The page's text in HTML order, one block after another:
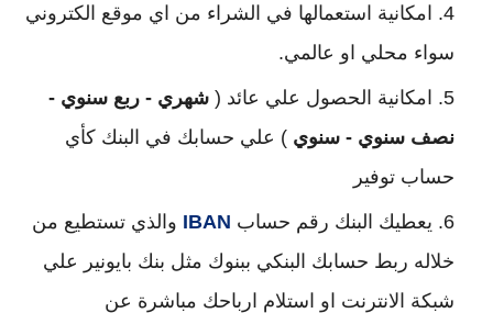
امكانية استعمالها في الشراء من اي موقع الكتروني
سواء محلي او عالمي.
امكانية الحصول علي عائد ( شهري - ربع سنوي -
نصف سنوي - سنوي ) علي حسابك في البنك كأي
حساب توفير
يعطيك البنك رقم حساب IBAN والذي تستطيع من
خلاله ربط حسابك البنكي ببنوك مثل بنك بايونير علي
شبكة الانترنت او استلام ارباحك مباشرة عن